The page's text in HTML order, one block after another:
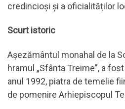
credincioși și a oficialităților
Scurt istoric
Așezământul monahal de la
hramul „Sfânta Treime”, a
anul 1992, piatra de temelie
de pomenire Arhiepiscopul